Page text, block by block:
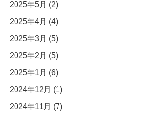
2025年5月 (2)
2025年4月 (4)
2025年3月 (5)
2025年2月 (5)
2025年1月 (6)
2024年12月 (1)
2024年11月 (7)